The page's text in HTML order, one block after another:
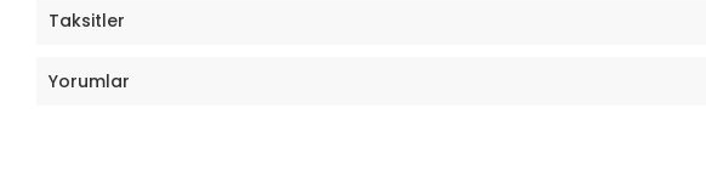
Taksitler
Yorumlar